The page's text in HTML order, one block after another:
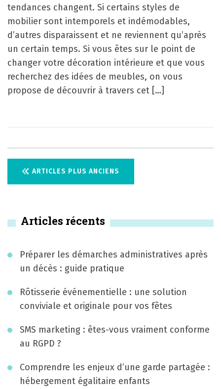
tendances changent. Si certains styles de
mobilier sont intemporels et indémodables,
d’autres disparaissent et ne reviennent qu’après
un certain temps. Si vous êtes sur le point de
changer votre décoration intérieure et que vous
recherchez des idées de meubles, on vous
propose de découvrir à travers cet […]
a
i
d
ARTICLES PLUS ANCIENS
Articles récents
Préparer les démarches administratives après
un décès : guide pratique
Rôtisserie événementielle : une solution
conviviale et originale pour vos fêtes
SMS marketing : êtes-vous vraiment conforme
au RGPD ?
Comprendre les enjeux d’une garde partagée :
hébergement égalitaire enfants